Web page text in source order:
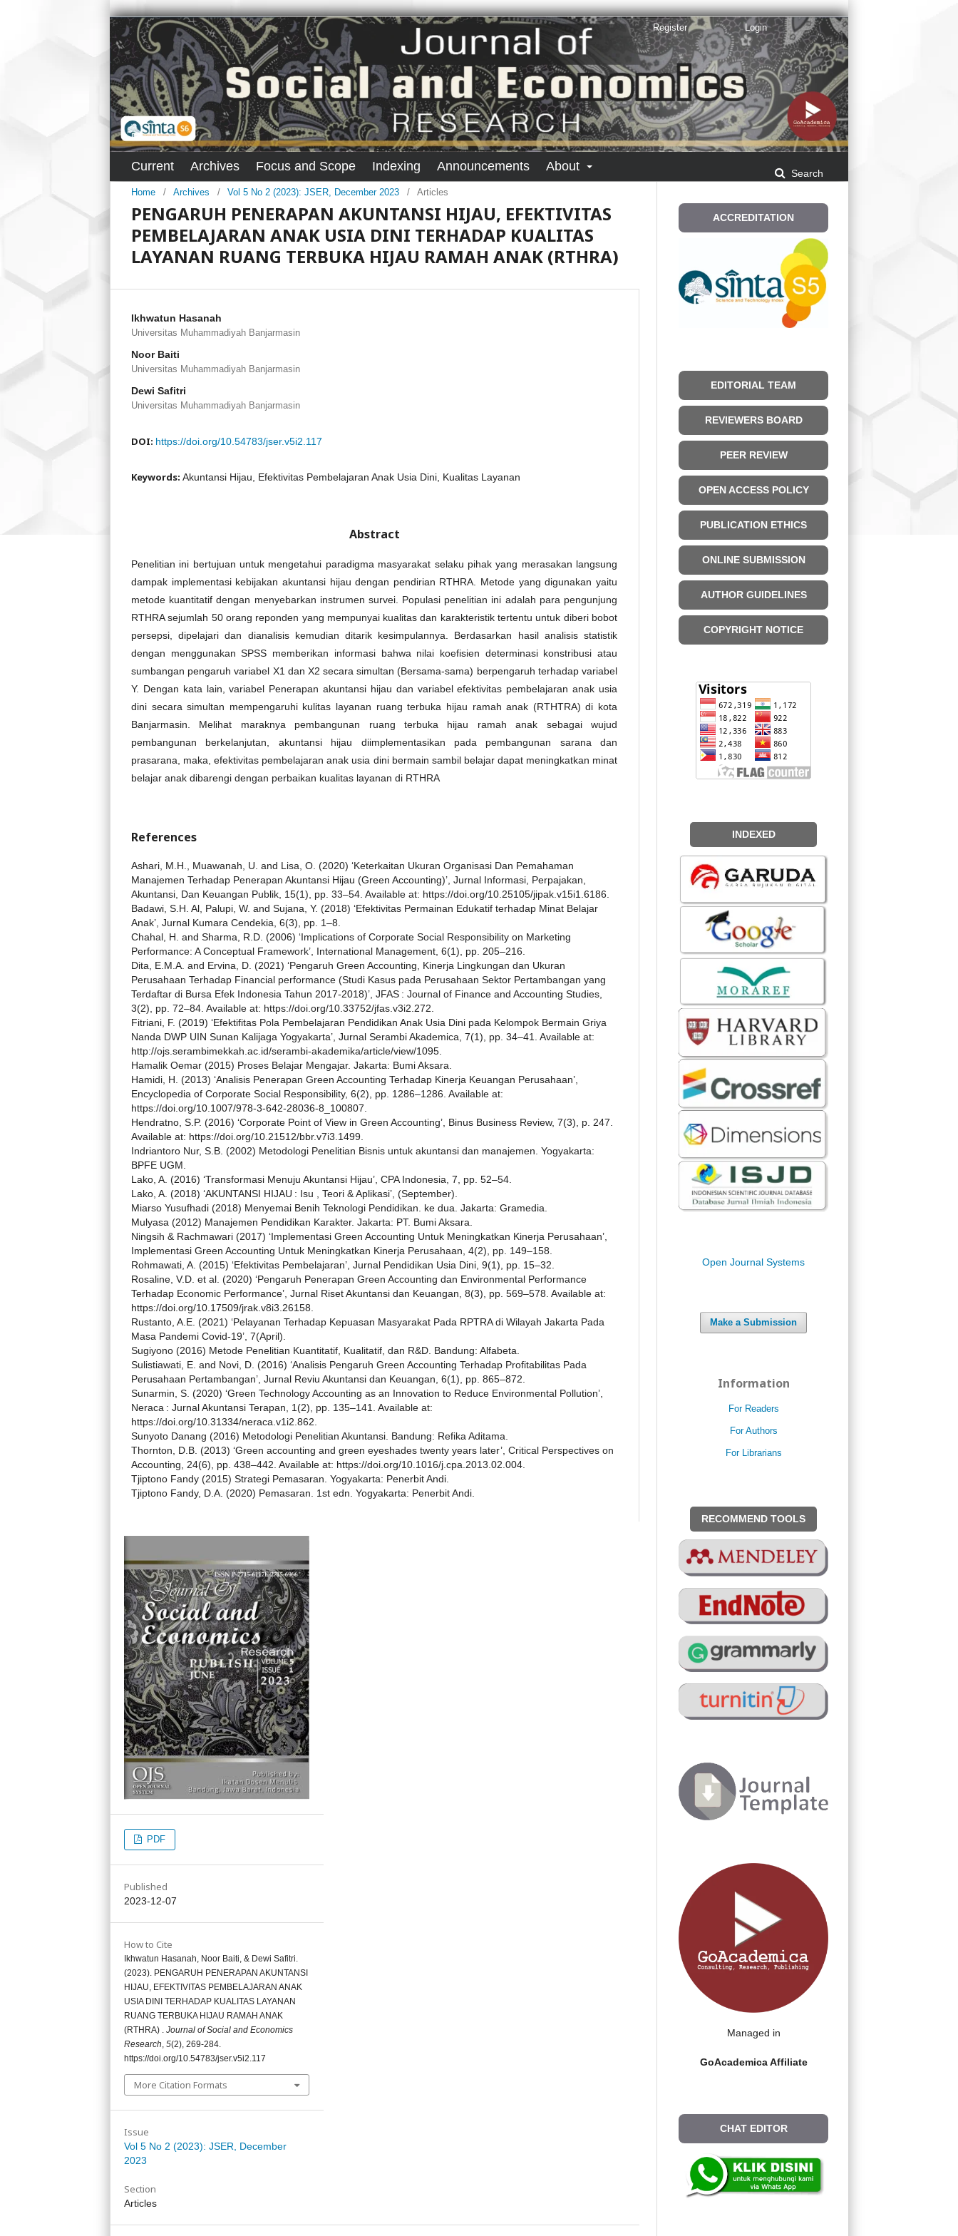
Current Archives Focus and Scope Indexing Announcements About Search
Register Login
Home / Archives / Vol 5 No 2 (2023): JSER, December 2023 / Articles
PENGARUH PENERAPAN AKUNTANSI HIJAU, EFEKTIVITAS
PEMBELAJARAN ANAK USIA DINI TERHADAP KUALITAS
LAYANAN RUANG TERBUKA HIJAU RAMAH ANAK (RTHRA)
Ikhwatun Hasanah
Universitas Muhammadiyah Banjarmasin
Noor Baiti
Universitas Muhammadiyah Banjarmasin
Dewi Safitri
Universitas Muhammadiyah Banjarmasin
DOI: https://doi.org/10.54783/jser.v5i2.117
Keywords: Akuntansi Hijau, Efektivitas Pembelajaran Anak Usia Dini, Kualitas Layanan
Abstract
Penelitian ini bertujuan untuk mengetahui paradigma masyarakat selaku pihak yang merasakan langsung
dampak implementasi kebijakan akuntansi hijau dengan pendirian RTHRA. Metode yang digunakan yaitu
metode kuantitatif dengan menyebarkan instrumen survei. Populasi penelitian ini adalah para pengunjung
RTHRA sejumlah 50 orang reponden yang mempunyai kualitas dan karakteristik tertentu untuk diberi bobot
persepsi, dipelajari dan dianalisis kemudian ditarik kesimpulannya. Berdasarkan hasil analisis statistik
dengan menggunakan SPSS memberikan informasi bahwa nilai koefisien determinasi konstribusi atau
sumbangan pengaruh variabel X1 dan X2 secara simultan (Bersama-sama) berpengaruh terhadap variabel
Y. Dengan kata lain, variabel Penerapan akuntansi hijau dan variabel efektivitas pembelajaran anak usia
dini secara simultan mempengaruhi kulitas layanan ruang terbuka hijau ramah anak (RTHTRA) di kota
Banjarmasin. Melihat maraknya pembangunan ruang terbuka hijau ramah anak sebagai wujud
pembangunan berkelanjutan, akuntansi hijau diimplementasikan pada pembangunan sarana dan
prasarana, maka, efektivitas pembelajaran anak usia dini bermain sambil belajar dapat meningkatkan minat
belajar anak dibarengi dengan perbaikan kualitas layanan di RTHRA
References
Ashari, M.H., Muawanah, U. and Lisa, O. (2020) ‘Keterkaitan Ukuran Organisasi Dan Pemahaman
Manajemen Terhadap Penerapan Akuntansi Hijau (Green Accounting)’, Jurnal Informasi, Perpajakan,
Akuntansi, Dan Keuangan Publik, 15(1), pp. 33–54. Available at: https://doi.org/10.25105/jipak.v15i1.6186.
Badawi, S.H. Al, Palupi, W. and Sujana, Y. (2018) ‘Efektivitas Permainan Edukatif terhadap Minat Belajar
Anak’, Jurnal Kumara Cendekia, 6(3), pp. 1–8.
Chahal, H. and Sharma, R.D. (2006) ‘Implications of Corporate Social Responsibility on Marketing
Performance: A Conceptual Framework’, International Management, 6(1), pp. 205–216.
Dita, E.M.A. and Ervina, D. (2021) ‘Pengaruh Green Accounting, Kinerja Lingkungan dan Ukuran
Perusahaan Terhadap Financial performance (Studi Kasus pada Perusahaan Sektor Pertambangan yang
Terdaftar di Bursa Efek Indonesia Tahun 2017-2018)’, JFAS : Journal of Finance and Accounting Studies,
3(2), pp. 72–84. Available at: https://doi.org/10.33752/jfas.v3i2.272.
Fitriani, F. (2019) ‘Efektifitas Pola Pembelajaran Pendidikan Anak Usia Dini pada Kelompok Bermain Griya
Nanda DWP UIN Sunan Kalijaga Yogyakarta’, Jurnal Serambi Akademica, 7(1), pp. 34–41. Available at:
http://ojs.serambimekkah.ac.id/serambi-akademika/article/view/1095.
Hamalik Oemar (2015) Proses Belajar Mengajar. Jakarta: Bumi Aksara.
Hamidi, H. (2013) ‘Analisis Penerapan Green Accounting Terhadap Kinerja Keuangan Perusahaan’,
Encyclopedia of Corporate Social Responsibility, 6(2), pp. 1286–1286. Available at:
https://doi.org/10.1007/978-3-642-28036-8_100807.
Hendratno, S.P. (2016) ‘Corporate Point of View in Green Accounting’, Binus Business Review, 7(3), p. 247.
Available at: https://doi.org/10.21512/bbr.v7i3.1499.
Indriantoro Nur, S.B. (2002) Metodologi Penelitian Bisnis untuk akuntansi dan manajemen. Yogyakarta:
BPFE UGM.
Lako, A. (2016) ‘Transformasi Menuju Akuntansi Hijau’, CPA Indonesia, 7, pp. 52–54.
Lako, A. (2018) ‘AKUNTANSI HIJAU : Isu , Teori & Aplikasi’, (September).
Miarso Yusufhadi (2018) Menyemai Benih Teknologi Pendidikan. ke dua. Jakarta: Gramedia.
Mulyasa (2012) Manajemen Pendidikan Karakter. Jakarta: PT. Bumi Aksara.
Ningsih & Rachmawari (2017) ‘Implementasi Green Accounting Untuk Meningkatkan Kinerja Perusahaan’,
Implementasi Green Accounting Untuk Meningkatkan Kinerja Perusahaan, 4(2), pp. 149–158.
Rohmawati, A. (2015) ‘Efektivitas Pembelajaran’, Jurnal Pendidikan Usia Dini, 9(1), pp. 15–32.
Rosaline, V.D. et al. (2020) ‘Pengaruh Penerapan Green Accounting dan Environmental Performance
Terhadap Economic Performance’, Jurnal Riset Akuntansi dan Keuangan, 8(3), pp. 569–578. Available at:
https://doi.org/10.17509/jrak.v8i3.26158.
Rustanto, A.E. (2021) ‘Pelayanan Terhadap Kepuasan Masyarakat Pada RPTRA di Wilayah Jakarta Pada
Masa Pandemi Covid-19’, 7(April).
Sugiyono (2016) Metode Penelitian Kuantitatif, Kualitatif, dan R&D. Bandung: Alfabeta.
Sulistiawati, E. and Novi, D. (2016) ‘Analisis Pengaruh Green Accounting Terhadap Profitabilitas Pada
Perusahaan Pertambangan’, Jurnal Reviu Akuntansi dan Keuangan, 6(1), pp. 865–872.
Sunarmin, S. (2020) ‘Green Technology Accounting as an Innovation to Reduce Environmental Pollution’,
Neraca : Jurnal Akuntansi Terapan, 1(2), pp. 135–141. Available at:
https://doi.org/10.31334/neraca.v1i2.862.
Sunyoto Danang (2016) Metodologi Penelitian Akuntansi. Bandung: Refika Aditama.
Thornton, D.B. (2013) ‘Green accounting and green eyeshades twenty years later’, Critical Perspectives on
Accounting, 24(6), pp. 438–442. Available at: https://doi.org/10.1016/j.cpa.2013.02.004.
Tjiptono Fandy (2015) Strategi Pemasaran. Yogyakarta: Penerbit Andi.
Tjiptono Fandy, D.A. (2020) Pemasaran. 1st edn. Yogyakarta: Penerbit Andi.
PDF
Published
2023-12-07
How to Cite
Ikhwatun Hasanah, Noor Baiti, & Dewi Safitri.
(2023). PENGARUH PENERAPAN AKUNTANSI
HIJAU, EFEKTIVITAS PEMBELAJARAN ANAK
USIA DINI TERHADAP KUALITAS LAYANAN
RUANG TERBUKA HIJAU RAMAH ANAK
(RTHRA) . Journal of Social and Economics
Research 5(2), 269-284.
https://doi.org/10.54783/jser.v5i2.117
More Citation Formats
Issue
Vol 5 No 2 (2023): JSER, December
2023
Section
Articles
ACCREDITATION
EDITORIAL TEAM
REVIEWERS BOARD
PEER REVIEW
OPEN ACCESS POLICY
PUBLICATION ETHICS
ONLINE SUBMISSION
AUTHOR GUIDELINES
COPYRIGHT NOTICE
INDEXED
Open Journal Systems
Make a Submission
Information
For Readers
For Authors
For Librarians
RECOMMEND TOOLS
Managed in
GoAcademica Affiliate
CHAT EDITOR